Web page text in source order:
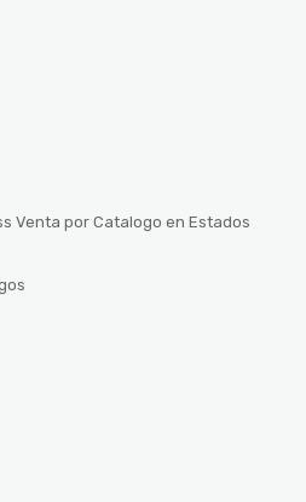
Venta por Catalogo en Estados